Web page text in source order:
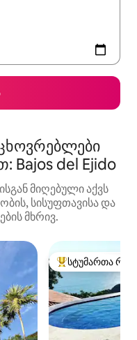
Bajos del Ejido
მიღებული აქვს
სისუფთავისა და
მხრივ.
სტუმართა
სტუმართა